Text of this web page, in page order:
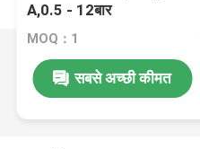
A,0.5 - 12बार
MOQ：1
सबसे अच्छी कीमत